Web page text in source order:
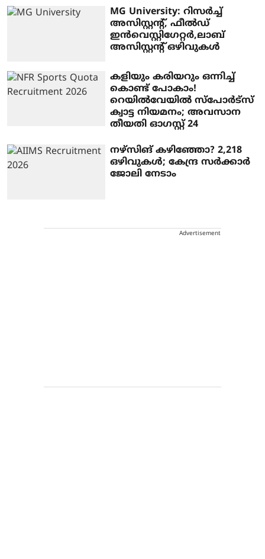
MG University: റിസർച്ച്
അസിസ്റ്റന്റ്, ഫീൽഡ്
ഇൻവെസ്റ്റിഗേറ്റർ,ലാബ്
അസിസ്റ്റന്റ് ഒഴിവുകൾ
കളിയും കരിയറും ഒന്നിച്ച്
കൊണ്ട് പോകാം!
റെയിൽവേയിൽ സ്പോർട്സ്
ക്വാട്ട നിയമനം; അവസാന
തീയതി ഓഗസ്റ്റ് 24
നഴ്സിങ് കഴിഞ്ഞോ? 2,218
ഒഴിവുകൾ; കേന്ദ്ര സർക്കാർ
ജോലി നേടാം
Advertisement